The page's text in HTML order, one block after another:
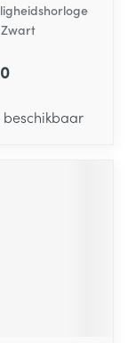
beschikbaar